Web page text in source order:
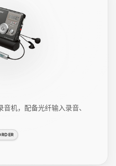
机，配备光纤输入录音、